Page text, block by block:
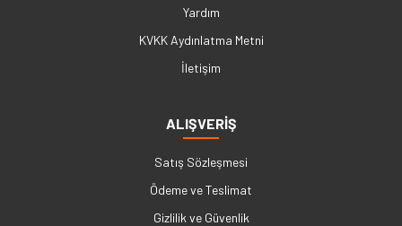
Yardım
KVKK Aydınlatma Metni
İletişim
ALIŞVERİŞ
Satış Sözleşmesi
Ödeme ve Teslimat
Gizlilik ve Güvenlik